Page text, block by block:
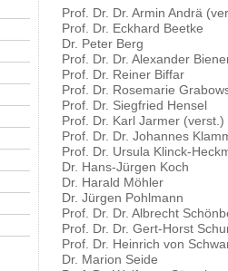
Prof. Dr. Dr. Armin Andrä
Prof. Dr. Eckhard Beetke
Dr. Peter Berg
Prof. Dr. Dr. Alexander
Prof. Dr. Reiner Biffar
Prof. Dr. Rosemarie
Prof. Dr. Siegfried Hensel
Prof. Dr. Karl Jarmer (verst.)
Prof. Dr. Dr. Johannes
Prof. Dr. Ursula Klinck-
Dr. Hans-Jürgen Koch
Dr. Harald Möhler
Dr. Jürgen Pohlmann
Prof. Dr. Dr. Albrecht
Prof. Dr. Dr. Gert-Horst
Prof. Dr. Heinrich von
Dr. Marion Seide